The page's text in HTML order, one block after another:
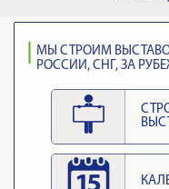
МЫ СТРОИМ
РОССИИ, СНГ, ЗА